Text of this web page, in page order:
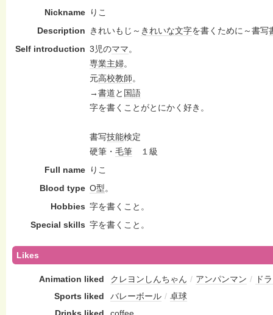
Nickname
りこ
Description
きれいもじ～ きれいな文字を書くために～書写
Self introduction 3児のママ。
専業主婦。
元高校教師。
→書道と 国語
字を書くことがとにかく好き。
書写技能検定
硬筆・ 毛筆 １級
Full name
りこ
Blood type O型。
Hobbies 字を書くこと。
Special skills 字を書くこと。
Likes
Animation liked クレヨンしんちゃん / アンパンマン /
ド
Sports liked
バレーボール / 卓球